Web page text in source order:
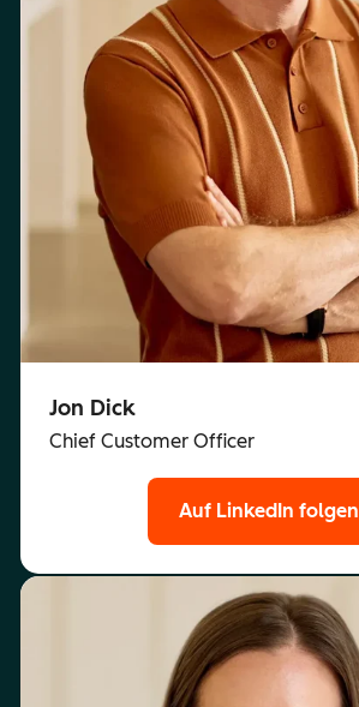
Jon Dick
Chief Customer Officer
Auf LinkedIn folgen